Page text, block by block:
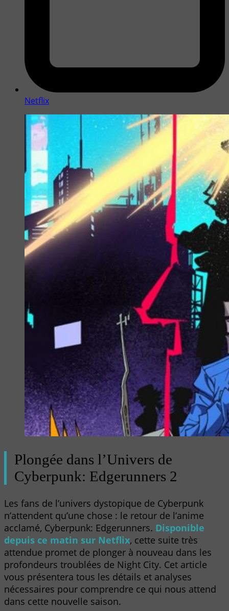
Netflix
Plongée dans l’Univers de
Cyberpunk: Edgerunners 2
Les fans de l’univers dystopique de Cyberpunk
n’attendent qu’une chose : le retour de l’anime
acclamé, Cyberpunk: Edgerunners. Disponible
depuis ce matin sur Netflix, cette suite très
attendue promet de plonger à nouveau dans les
profondeurs troublées de Night City. Cet article
vous présentera tous les détails et analyses
nécessaires pour comprendre ce qui nous attend
dans cette nouvelle saison.